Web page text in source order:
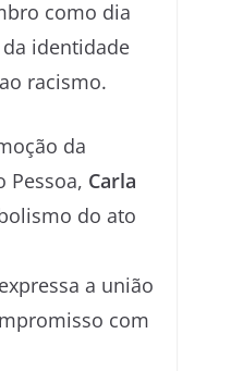
como dia
identidade
racismo.
da
Pessoa, Carla
do ato
a união
com